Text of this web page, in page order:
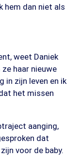
hem dan niet als
weet Daniek
haar nieuwe
in zijn leven en ik
het missen
aanging,
dat
voor de baby.